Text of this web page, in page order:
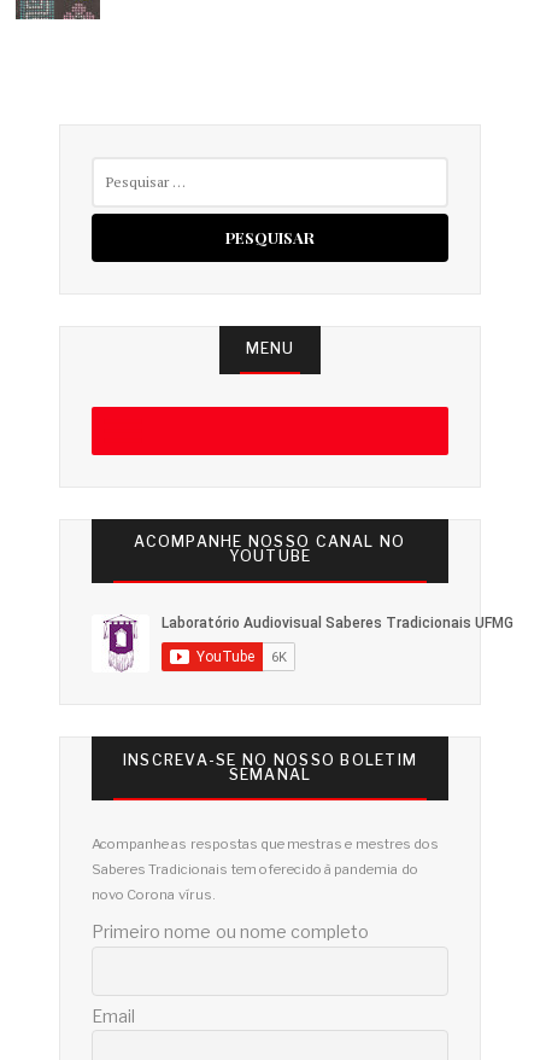
MENU
ACOMPANHE NOSSO CANAL NO
YOUTUBE
INSCREVA-SE NO NOSSO BOLETIM
SEMANAL
Acompanhe as respostas que mestras e mestres dos
Saberes Tradicionais tem oferecido à pandemia do
novo Corona vírus.
Primeiro nome ou nome completo
Email